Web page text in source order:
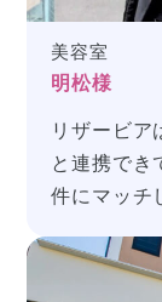
美容室
明松様
リザービア
と連携でき
件にマッチ